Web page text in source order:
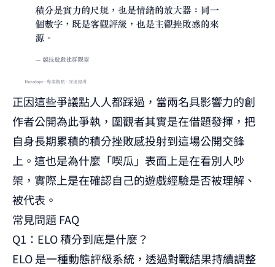
正因這些爭議點人人都踩過，當兩名具影響力的創
作者公開為此爭執，圍觀者其實是在借題發揮，把
自身長期累積的積分挫敗感投射到這場公開交鋒
上。這也是為什麼「喫瓜」表面上是在看別人吵
架，實際上是在確認自己的遊戲經驗是否被理解、
被代表。
常見問題 FAQ
Q1：ELO 積分到底是什麼？
ELO 是一種動態評級系統，透過對戰結果持續調整